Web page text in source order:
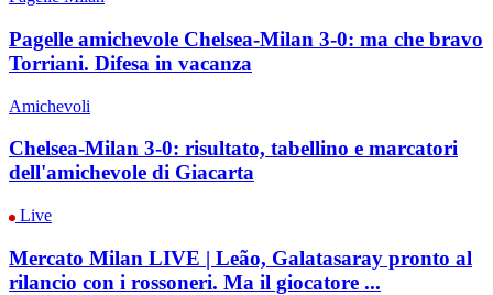
Pagelle amichevole Chelsea-Milan 3-0: ma che bravo
Torriani. Difesa in vacanza
Amichevoli
Chelsea-Milan 3-0: risultato, tabellino e marcatori
dell'amichevole di Giacarta
Live
Mercato Milan LIVE | Leão, Galatasaray pronto al
rilancio con i rossoneri. Ma il giocatore ...